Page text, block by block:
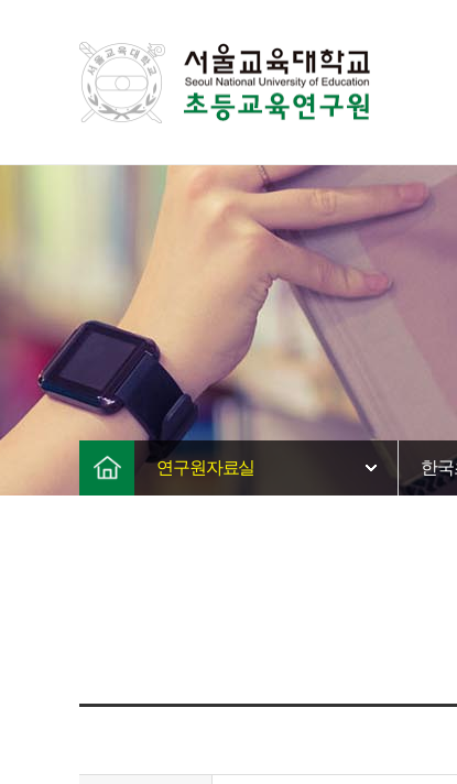
연구원자료실 한